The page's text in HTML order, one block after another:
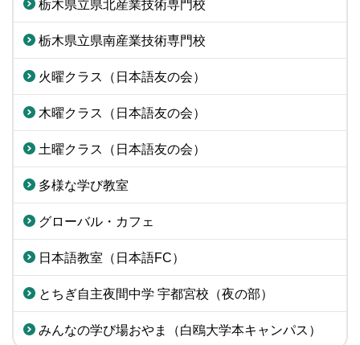
栃木県立県北産業技術専門校
栃木県立県南産業技術専門校
火曜クラス（日本語友の会）
木曜クラス（日本語友の会）
土曜クラス（日本語友の会）
多様な学び教室
グローバル・カフェ
日本語教室（日本語FC）
とちぎ自主夜間中学 宇都宮校（夜の部）
みんなの学び場おやま（白鴎大学本キャンパス）